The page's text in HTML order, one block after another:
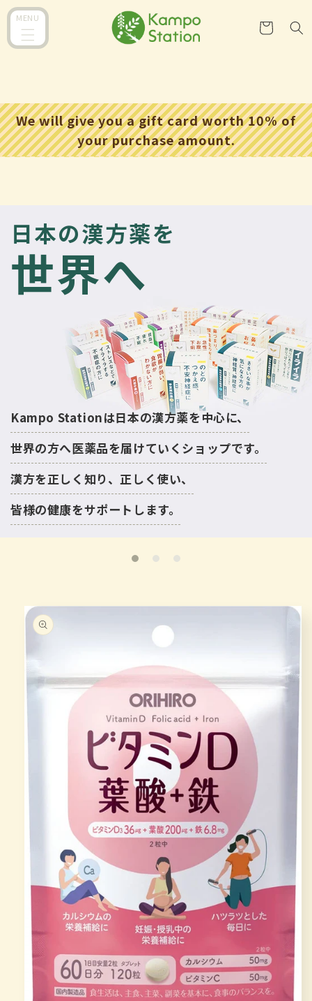
跳到内
容
MENU
物
We will give you a gift card worth 10% of
your purchase amount.
日本の漢方薬を
世界へ
Kampo Stationは日本の漢方薬を中心に、
世界の方へ医薬品を届けていくショップです。
漢方を正しく知り、正しく使い、
皆様の健康をサポートします。
跳至产
品信息